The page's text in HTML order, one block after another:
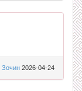
Зочин 2026-04-24